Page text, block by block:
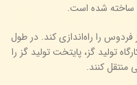
ساخته شده است.
را راه‌اندازی کند. در طول
تولید گز، پایتخت تولید گز را
منتقل کنند.